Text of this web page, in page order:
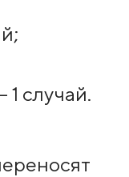
1 случай.